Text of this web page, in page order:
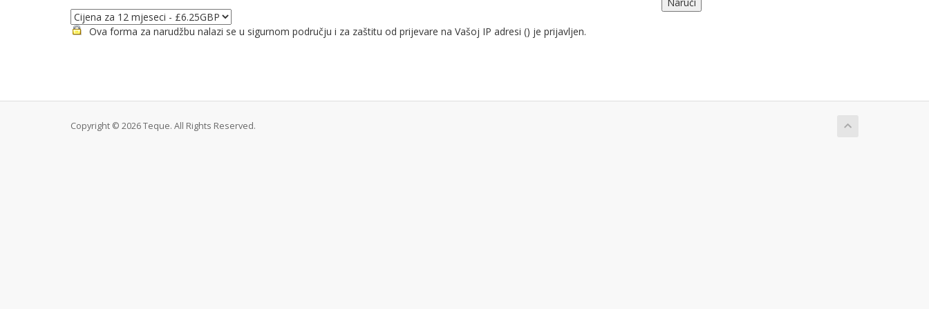
Ova forma za narudžbu nalazi se u sigurnom području i za zaštitu od prijevare na Vašoj IP adresi () je prijavljen.
Copyright © 2026 Teque. All Rights Reserved.